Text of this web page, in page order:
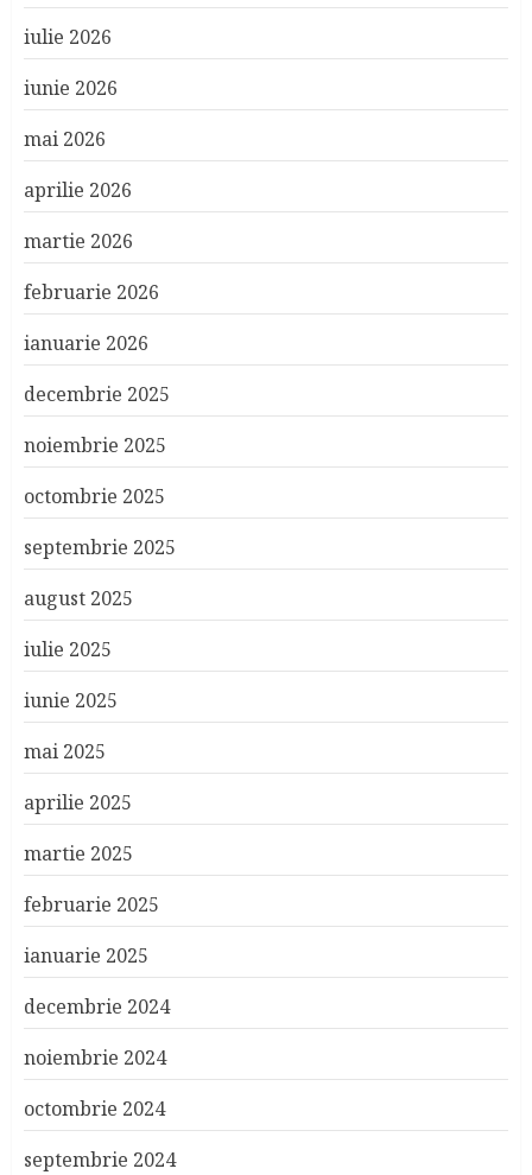
iulie 2026
iunie 2026
mai 2026
aprilie 2026
martie 2026
februarie 2026
ianuarie 2026
decembrie 2025
noiembrie 2025
octombrie 2025
septembrie 2025
august 2025
iulie 2025
iunie 2025
mai 2025
aprilie 2025
martie 2025
februarie 2025
ianuarie 2025
decembrie 2024
noiembrie 2024
octombrie 2024
septembrie 2024